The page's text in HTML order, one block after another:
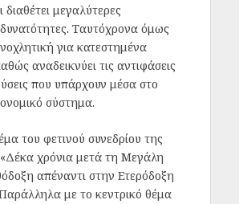
διαθέτει μεγαλύτερες
Ταυτόχρονα όμως
για κατεστημένα
αναδεικνύει τις αντιφάσεις
που υπάρχουν μέσα στο
σύστημα.
του φετινού συνεδρίου της
χρόνια μετά τη Μεγάλη
απέναντι στην Ετερόδοξη
με το κεντρικό θέμα